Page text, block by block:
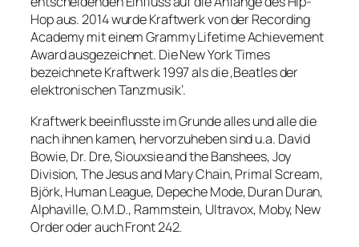
Hop aus. 2014 wurde Kraftwerk von der Recording
Academy mit einem Grammy Lifetime Achievement
Award ausgezeichnet. Die New York Times
bezeichnete Kraftwerk 1997 als die ‚Beatles der
elektronischen Tanzmusik‘.
Kraftwerk beeinflusste im Grunde alles und alle die
nach ihnen kamen, hervorzuheben sind u.a. David
Bowie, Dr. Dre, Siouxsie and the Banshees, Joy
Division, The Jesus and Mary Chain, Primal Scream,
Björk, Human League, Depeche Mode, Duran Duran,
Alphaville, O.M.D., Rammstein, Ultravox, Moby, New
Order oder auch Front 242.